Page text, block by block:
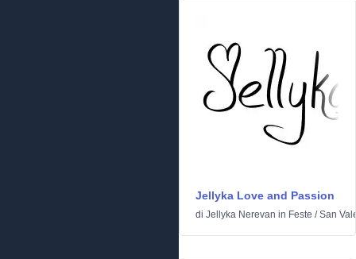
Jellyka Love and Passion
di Jellyka Nerevan in Feste /San